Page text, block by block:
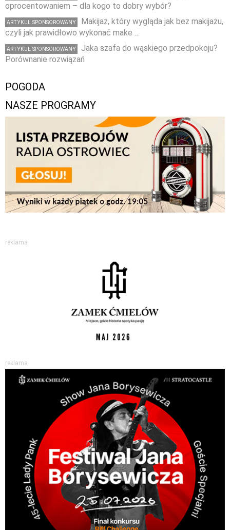
oprocentowaniem – dla kogo to dobry wybór?
ARTYKUŁ SPONSOROWANY
Makijaż, który wygląda jak bez makijażu,
czyli jak prawidłowo wykonać make …
ARTYKUŁ SPONSOROWANY
Jaka szafa do wąskiego przedpokoju?
Porównanie rozwiązań
POGODA
NASZE PROGRAMY
reklama
reklama